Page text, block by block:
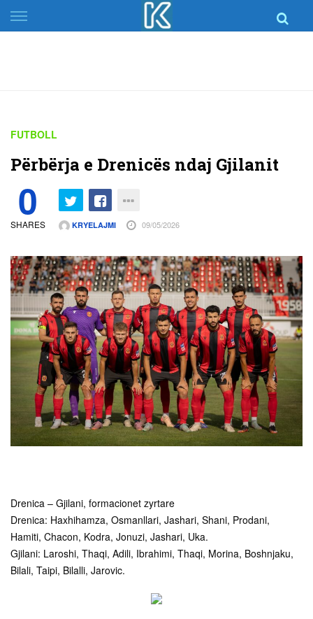
Skip
to
FUTBOLL
Përbërja e Drenicës ndaj Gjilanit
0
SHARES KRYELAJMI 09/05/2026
Drenica – Gjilani, formacionet zyrtare
Drenica: Haxhihamza, Osmanllari, Jashari, Shani, Prodani,
Hamiti, Chacon, Kodra, Jonuzi, Jashari, Uka.
Gjilani: Laroshi, Thaqi, Adili, Ibrahimi, Thaqi, Morina, Boshnjaku,
Bilali, Taipi, Bilalli, Jarovic.